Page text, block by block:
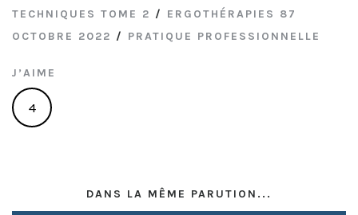
TECHNIQUES TOME 2 / ERGOTHÉRAPIES 87
OCTOBRE 2022 / PRATIQUE PROFESSIONNELLE
J’AIME
4
DANS LA MÊME PARUTION...